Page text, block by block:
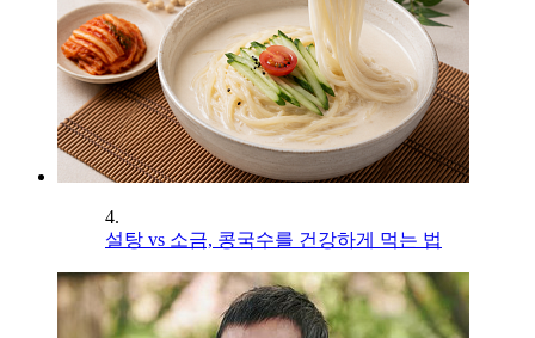
4.
설탕 vs 소금, 콩국수를 건강하게 먹는 법